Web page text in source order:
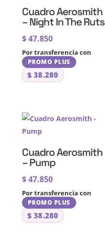
Cuadro Aerosmith
– Night In The Ruts
$47.850
Por transferencia con
PROMO PLUS
$ 38.280
Cuadro Aerosmith
– Pump
$47.850
Por transferencia con
PROMO PLUS
$ 38.280